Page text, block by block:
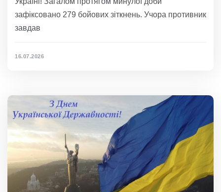
зафіксовано 279 бойових зіткнень. Учора противник
завдав
16.07.2026